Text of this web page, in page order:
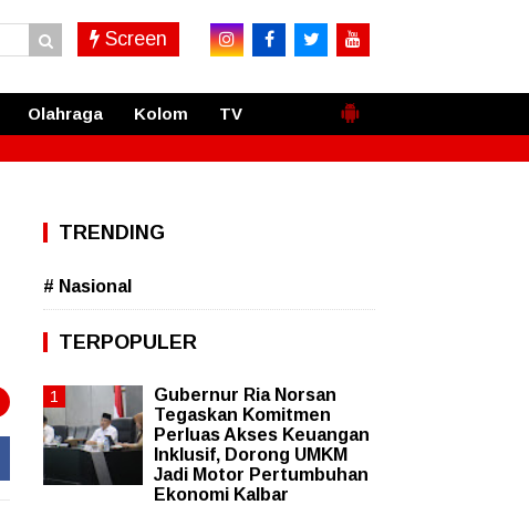
Screen
Olahraga Kolom TV
TRENDING
# Nasional
TERPOPULER
Gubernur Ria Norsan
Tegaskan Komitmen
Perluas Akses Keuangan
Inklusif, Dorong UMKM
Jadi Motor Pertumbuhan
Ekonomi Kalbar